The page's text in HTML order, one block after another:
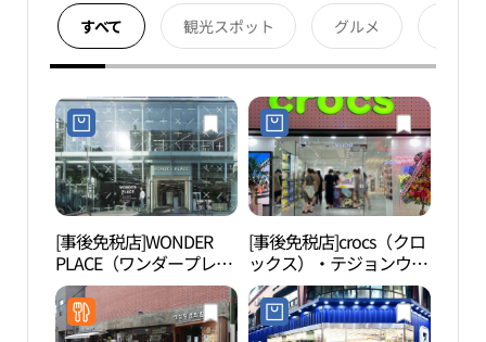
すべて 観光スポット グルメ
[事後免税店]WONDER
PLACE（ワンダープレイ
ス）・テジョン（大田）
エンビ店(원더플레이스
대전엔비점)
[事後免税店]crocs（クロ
ックス）・テジョンウン
ヘン（大田銀杏）店(크
록스 대전은행점)